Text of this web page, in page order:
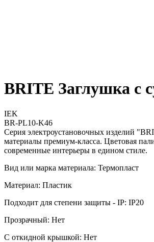
BRITE Заглушка с
IEK
BR-PL10-K46
Серия электроустановочных изделий
материалы премиум-класса. Цветовая
современные интерьеры в едином стиле.
Вид или марка материала: Термопласт
Материал: Пластик
Подходит для степени защиты - IP: IP20
Прозрачный: Нет
С откидной крышкой: Нет